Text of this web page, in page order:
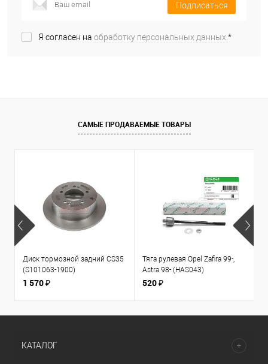
Подписаться
Я согласен на обработку персональных данных.*
САМЫЕ ПРОДАВАЕМЫЕ ТОВАРЫ
Диск тормозной задний CS35
(S101063-1900)
1 570 ₽
Тяга рулевая Opel Zafira 99-,
Astra 98- (HAS043)
520 ₽
КАТАЛОГ